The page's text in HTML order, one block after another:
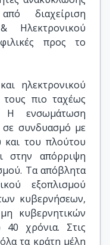
διαχείριση
Ηλεκτρονικού
προς το
ηλεκτρονικού
τους πιο ταχέως
Η ενσωμάτωση
σε συνδυασμό με
του πλούτου
στην απόρριψη
Τα απόβλητα
εξοπλισμού
κυβερνήσεων,
κυβερνητικών
χρόνια. Στις
τα κράτη μέλη